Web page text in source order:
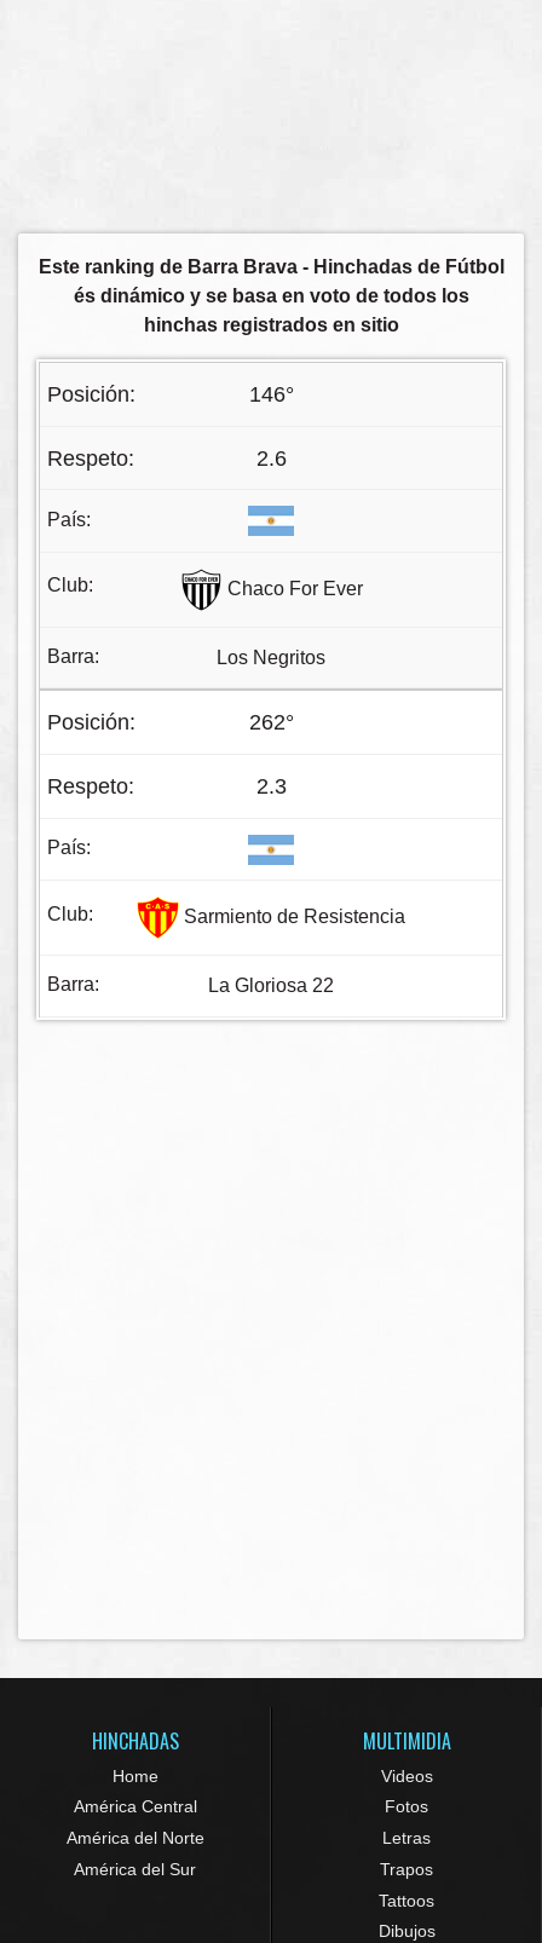
Este ranking de Barra Brava - Hinchadas de Fútbol
és dinámico y se basa en voto de todos los
hinchas registrados en sitio
146°
2.6
Chaco For Ever
Los Negritos
262°
2.3
Sarmiento de Resistencia
La Gloriosa 22
HINCHADAS
Home
América Central
América del Norte
América del Sur
MULTIMIDIA
Videos
Fotos
Letras
Trapos
Tattoos
Dibujos